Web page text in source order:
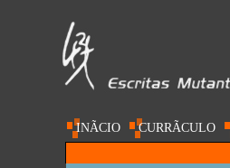
INÃ­CIO CURRÃ­CULO